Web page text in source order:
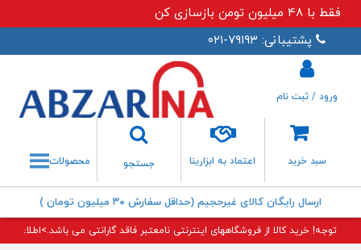
فقط با ۴۸ میلیون تومن بازسازی کن
پشتیبانی: ۷۹۱۹۳-۰۲۱
سبد خرید اعتماد به ابزارینا
جستجو
جستجو
ورود / ثبت نام
محصولات
ارسال رایگان کالای غیرحجیم (حداقل سفارش ۳۰ میلیون تومان )
توجه! خرید کالا از فروشگاههای اینترنتی نامعتبر فاقد گارانتی می باشد.>اطلاعات